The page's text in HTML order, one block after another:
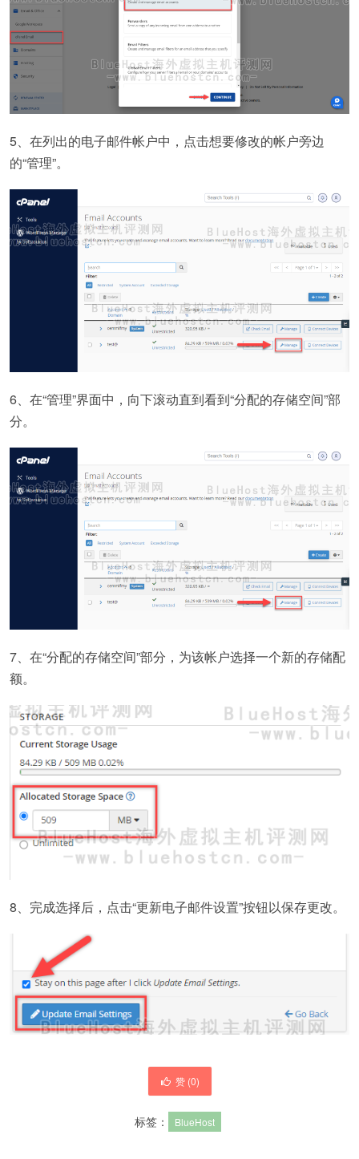
5、在列出的电子邮件帐户中，点击想要修改的帐户旁边
的“管理”。
6、在“管理”界面中，向下滚动直到看到“分配的存储空间”部
分。
7、在“分配的存储空间”部分，为该帐户选择一个新的存储配
额。
8、完成选择后，点击“更新电子邮件设置”按钮以保存更改。
赞 (0)
标签： BlueHost